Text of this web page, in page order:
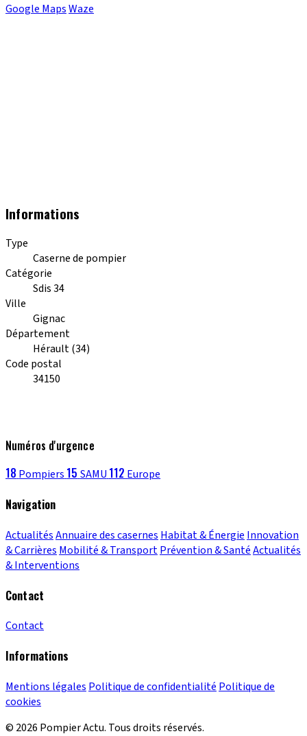
Google MapsWaze
Informations
Type
Caserne de pompier
Catégorie
Sdis 34
Ville
Gignac
Département
Hérault (34)
Code postal
34150
Numéros d'urgence
18 Pompiers 15 SAMU 112 Europe
Navigation
ActualitésAnnuaire des casernes Habitat & Énergie Innovation
& Carrières Mobilité & TransportPrévention & SantéActualités
& Interventions
Contact
Contact
Informations
Mentions légales Politique de confidentialité Politique de
cookies
© 2026 Pompier Actu. Tous droits réservés.